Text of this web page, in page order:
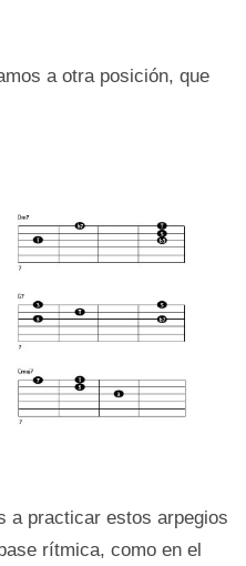
a otra posición, que
a practicar estos arpegios
rítmica, como en el